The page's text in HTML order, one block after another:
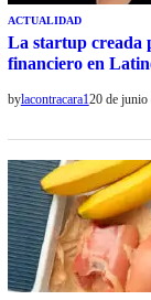
ACTUALIDAD
La startup creada
financiero en
bylacontracara120 de junio